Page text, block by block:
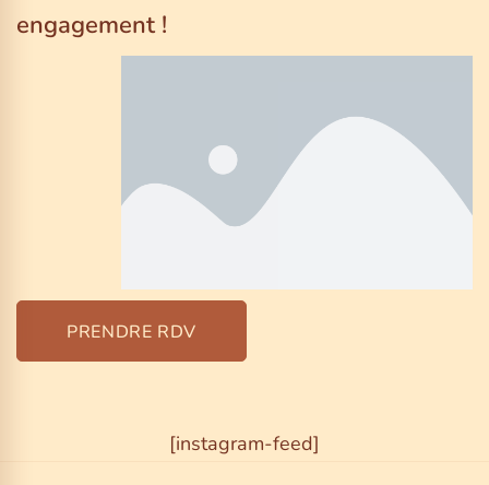
engagement !
PRENDRE RDV
[instagram-feed]